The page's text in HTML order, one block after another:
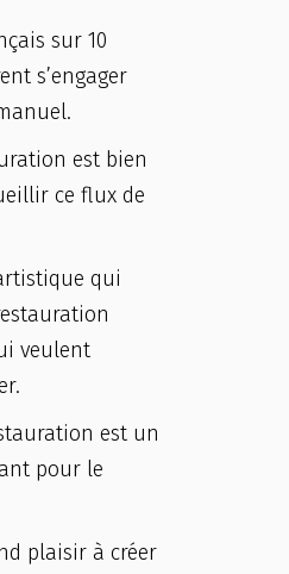
sur 10
s’engager
est bien
ce flux de
qui
veulent
est un
pour le
plaisir à créer